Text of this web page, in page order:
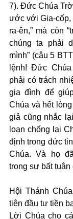
7). Đức Chúa
ước với Gia-cốp,
ra-ên,” mà còn
chúng ta phải
mình” (câu 5
lệnh! Đức
phải có trách
gia đình để
Chúa và hết
giả cũng nhắc
loạn chống lại
định trong đức
Chúa. Và họ
trong sự bất tuân
Hội Thánh
tiên đầu tư tiền
Lời Chúa cho